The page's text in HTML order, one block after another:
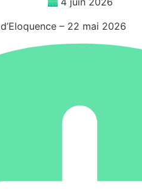
– 22 mai 2026